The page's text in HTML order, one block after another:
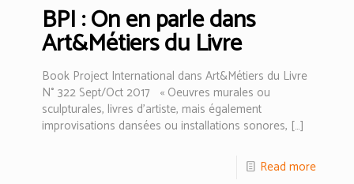
BPI : On en parle dans
Art&Métiers du Livre
Book Project International dans Art&Métiers du Livre
N° 322 Sept/Oct 2017 « Oeuvres murales ou
sculpturales, livres d’artiste, mais également
improvisations dansées ou installations sonores, […]
Read more